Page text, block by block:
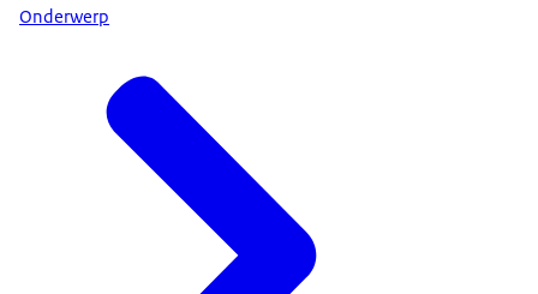
Onderwerp